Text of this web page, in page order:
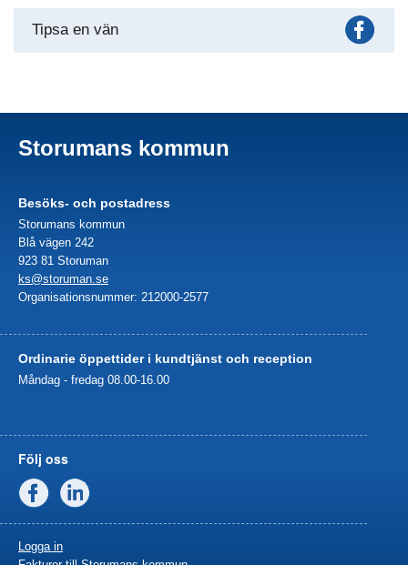
Tipsa en vän
Storumans kommun
Besöks- och postadress
Storumans kommun
Blå vägen 242
923 81 Storuman
ks@storuman.se
Organisationsnummer: 212000-2577
Ordinarie öppettider i kundtjänst och reception
Måndag - fredag 08.00-16.00
Följ oss
Facebook
Logga in